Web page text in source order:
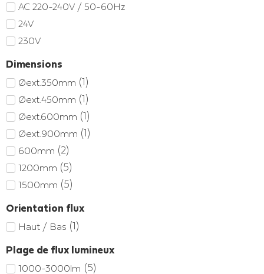
AC 220-240V / 50-60Hz
24V
230V
Dimensions
Øext.350mm (1)
Øext.450mm (1)
Øext.600mm (1)
Øext.900mm (1)
600mm (2)
1200mm (5)
1500mm (5)
Orientation flux
Haut / Bas (1)
Plage de flux lumineux
1000-3000lm (5)